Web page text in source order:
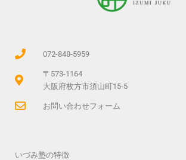
072-848-5959
〒573-1164
大阪府枚方市須山町15-5
お問い合わせフォーム
いづみ塾の特徴